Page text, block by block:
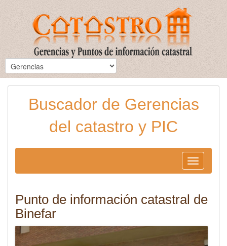
Buscador de Gerencias
del catastro y PIC
Toggle
navigation
Punto de información catastral de
Binefar